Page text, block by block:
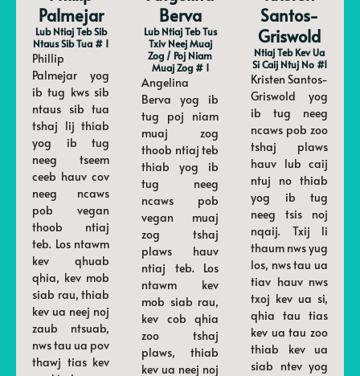
Palmejar
Lub Ntiaj Teb Sib
Ntaus Sib Tua # 1
Phillip
Palmejar yog
ib tug kws sib
ntaus sib tua
tshaj lij thiab
yog ib tug
neeg tseem
ceeb hauv cov
neeg ncaws
pob vegan
thoob ntiaj
teb. Los ntawm
kev qhuab
qhia, kev mob
siab rau, thiab
kev ua neej noj
zaub ntsuab,
nws tau ua pov
thawj tias kev
Berva
Lub Ntiaj Teb Tus
Txiv Neej Muaj
Zog / Poj Niam
Muaj Zog # 1
Angelina
Berva yog ib
tug poj niam
muaj zog
thoob ntiaj teb
thiab yog ib
tug neeg
ncaws pob
vegan muaj
zog tshaj
plaws hauv
ntiaj teb. Los
ntawm kev
mob siab rau,
kev cob qhia
zoo tshaj
plaws, thiab
kev ua neej noj
Santos-
Griswold
Ntiaj Teb Kev Ua
Si Caij Ntuj No #1
Kristen Santos-
Griswold yog
ib tug neeg
ncaws pob zoo
tshaj plaws
hauv lub caij
ntuj no thiab
yog ib tug
neeg tsis noj
nqaij. Txij li
thaum nws yug
los, nws tau ua
tiav hauv nws
txoj kev ua si,
qhia tau tias
kev ua tau zoo
thiab kev ua
siab ntev yog